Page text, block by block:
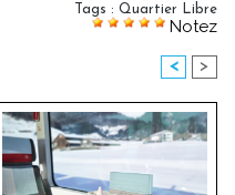
Tags : Quartier Libre
Notez
< >